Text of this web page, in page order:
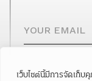
เว็บไซต์นี้มีการจัดเก็